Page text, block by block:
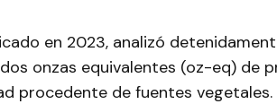
en 2023, analizó
onzas equivalentes (oz-eq) de
procedente de fuentes